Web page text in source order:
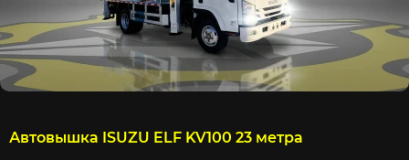
Автовышка ISUZU ELF KV100 23 метра